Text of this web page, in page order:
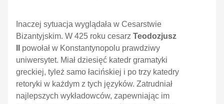
Inaczej sytuacja wyglądała w Cesarstwie
Bizantyjskim. W 425 roku cesarz Teodozjusz
powołał w Konstantynopolu prawdziwy
uniwersytet. Miał dziesięć katedr gramatyki
greckiej, tyleż samo łacińskiej i po trzy katedry
retoryki w każdym z tych języków. Zatrudniał
najlepszych wykładowców, zapewniając im